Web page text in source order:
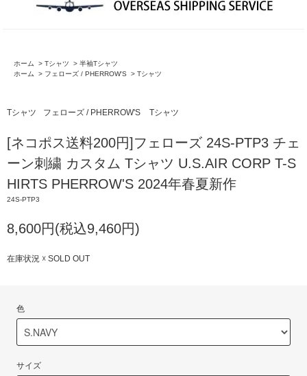
ホーム > Tシャツ > 半袖Tシャツ
ホーム
> フェローズ / PHERROW'S > Tシャツ
Tシャツ フェローズ / PHERROW'S Tシャツ
[ネコポス送料200円]フェローズ 24S-PTP3 チェ
ーン刺繍 カスタム Tシャツ U.S.AIR CORP T-S
HIRTS PHERROW'S 2024年春夏新作
24S-PTP3
8,600円(税込9,460円)
在庫状況 ☓ SOLD OUT
色
サイズ